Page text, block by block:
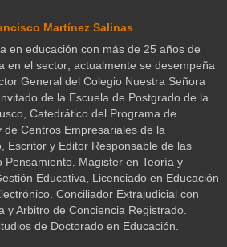
Martínez Salinas
en educación con más de 25 años de
en el sector; actualmente se desempeña
General del Colegio Nuestra Señora
de la Escuela de Postgrado de la
Catedrático del Programa de
Centros Empresariales de la
Escritor y Editor Responsable de las
Pensamiento. Magister en Teoría y
Educativa, Licenciado en Educación
Conciliador Extrajudicial con
y Arbitro de Conciencia Registrado.
de Doctorado en Educación.